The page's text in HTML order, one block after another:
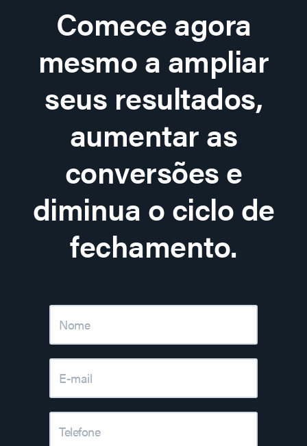
Comece agora
mesmo a ampliar
seus resultados,
aumentar as
conversões e
diminua o ciclo de
fechamento.